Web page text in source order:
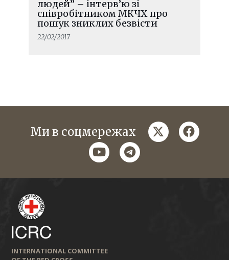
людей” – інтерв’ю зі
співробітником МКЧХ про
пошук зниклих безвісти
22/02/2017
Ми в соцмережах twitter
youtubetelegram
INTERNATIONAL COMMITTEE